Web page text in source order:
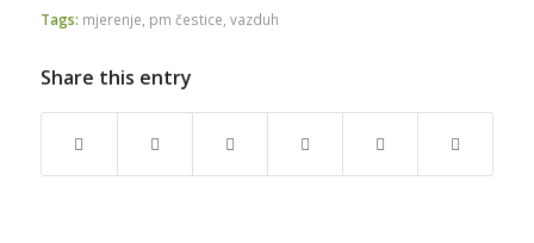
Tags: mjerenje pm čestice vazduh
Share this entry